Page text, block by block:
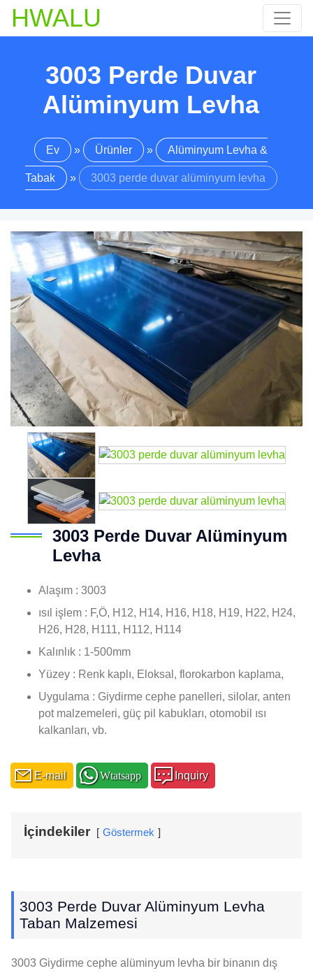
HWALU
3003 Perde Duvar
Alüminyum Levha
Ev » Ürünler » Alüminyum Levha &
Tabak » 3003 perde duvar alüminyum levha
3003 Perde Duvar Alüminyum
Levha
Alaşım : 3003
ısıl işlem : F,Ö, H12, H14, H16, H18, H19, H22, H24,
H26, H28, H111, H112, H114
Kalınlık : 1-500mm
Yüzey : Renk kaplı, Eloksal, florokarbon kaplama,
Uygulama : Giydirme cephe panelleri, silolar, anten
pot malzemeleri, güç pil kabukları, otomobil ısı
kalkanları, vb.
E-mail Wtatsapp Inquiry
İçindekiler Göstermek
3003 Perde Duvar Alüminyum Levha
Taban Malzemesi
3003 Giydirme cephe alüminyum levha bir binanın dış